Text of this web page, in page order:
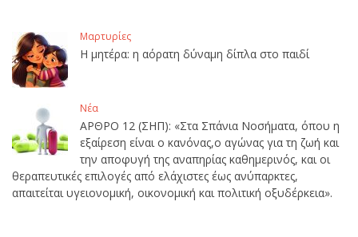
Μαρτυρίες
Η μητέρα: η αόρατη δύναμη δίπλα στο παιδί
Νέα
ΑΡΘΡΟ 12 (ΣΗΠ): «Στα Σπάνια Νοσήματα, όπου η
εξαίρεση είναι ο κανόνας,ο αγώνας για τη ζωή και
την αποφυγή της αναπηρίας καθημερινός, και οι
θεραπευτικές επιλογές από ελάχιστες έως ανύπαρκτες,
απαιτείται υγειονομική, οικονομική και πολιτική οξυδέρκεια».